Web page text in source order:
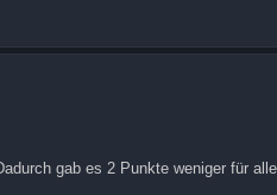
gab es 2 Punkte weniger für